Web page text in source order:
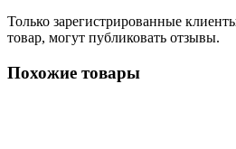
Только зарегистрированные
товар, могут публиковать отзывы.
Похожие товары